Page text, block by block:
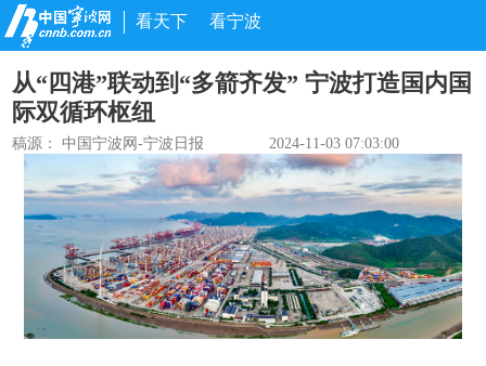
看天下 看宁波
从“四港”联动到“多箭齐发” 宁波打造国内国
际双循环枢纽
稿源：中国宁波网-宁波日报 2024-11-03 07:03:00